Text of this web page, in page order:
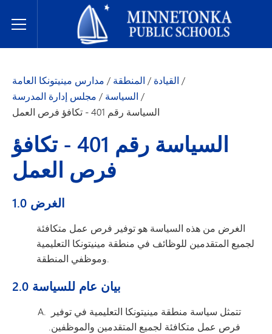
Toggle Menu
مدارس مينيتونكا العامة
مدارس مينيتونكا العامة / المنطقة / القيادة /
مجلس إدارة المدرسة / السياسة /
السياسة رقم 401 - تكافؤ فرص العمل
السياسة رقم 401 - تكافؤ
فرص العمل
1.0 الغرض
الغرض من هذه السياسة هو توفير فرص عمل متكافئة
لجميع المتقدمين للوظائف في منطقة مينيتونكا التعليمية
وموظفي المنطقة.
2.0 بيان عام للسياسة
فرص عمل متكافئة لجميع المتقدمين والموظفين.